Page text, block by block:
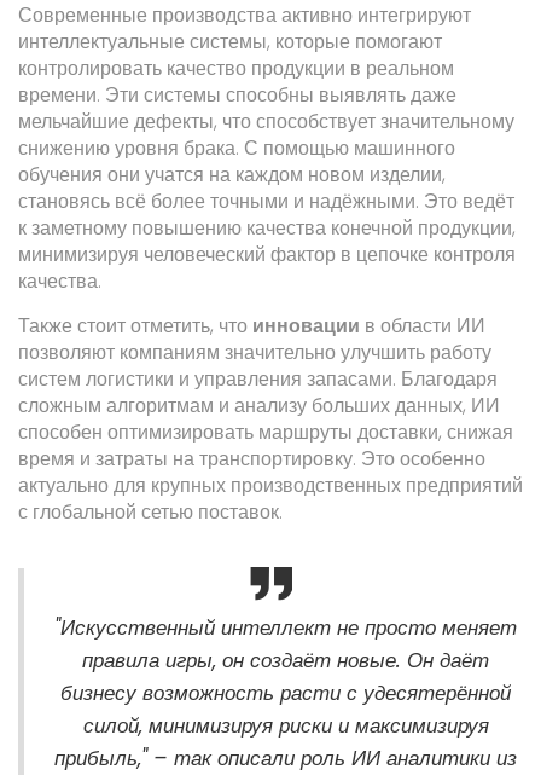
Современные производства активно интегрируют
интеллектуальные системы, которые помогают
контролировать качество продукции в реальном
времени. Эти системы способны выявлять даже
мельчайшие дефекты, что способствует значительному
снижению уровня брака. С помощью машинного
обучения они учатся на каждом новом изделии,
становясь всё более точными и надёжными. Это ведёт
к заметному повышению качества конечной продукции,
минимизируя человеческий фактор в цепочке контроля
качества.
Также стоит отметить, что инновации в области ИИ
позволяют компаниям значительно улучшить работу
систем логистики и управления запасами. Благодаря
сложным алгоритмам и анализу больших данных, ИИ
способен оптимизировать маршруты доставки, снижая
время и затраты на транспортировку. Это особенно
актуально для крупных производственных предприятий
с глобальной сетью поставок.
"Искусственный интеллект не просто меняет
правила игры, он создаёт новые. Он даёт
бизнесу возможность расти с удесятерённой
силой, минимизируя риски и максимизируя
прибыль," – так описали роль ИИ аналитики из